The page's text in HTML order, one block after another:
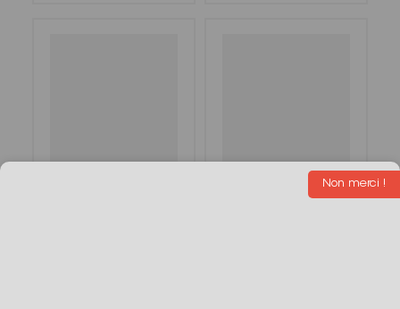
Kit Jesmonite® 3
Bougeoirs
Non merci !